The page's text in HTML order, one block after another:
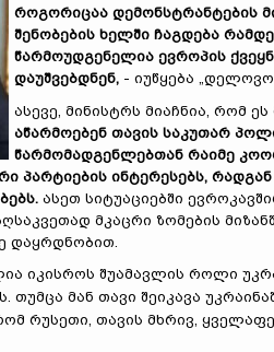
როგორიცაა დემონსტრანტების
შენობების ხელში ჩაგდება
წარმოუდგენელია ევროპის
დაუშვებდნენ, - იუწყება
ასევე, მინისტრს მიაჩნია, რომ ეს
აწარმოებენ თავის საკუთარ
წარმომადგენლებთან რაიმე
პარტიების ინტერესებს,
ასეთ სიტუაციებში
მკაცრი ზომების
დაყრდნობით.
იკისროს შუამავლის როლი
თუმცა მან თავი შეიკავა
რუსეთი, თავის მხრივ,